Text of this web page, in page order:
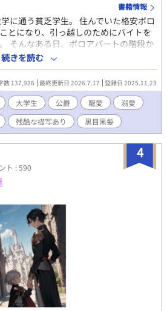
書籍情報
に通う貧乏学生。 住んでいた格安ボロ
とになり、引っ越しのためにバイトを
そんなある日、ボロアパートの階段か
の中にいた。 猟銃を持った男に狙わ
とに。 絶体絶命の中、助け出してくれ
やってきた何も状況がわからない美青
て美しさに魅了された公爵さまの甘い
は長くならない予定です。 R18には※
続きを読む
数 137,926 最終更新日 2026.7.17 登録日 2025.11.23
大学生 公爵 寵愛
溺愛
残酷な描写あり 黒目黒髪
4
ト : 590